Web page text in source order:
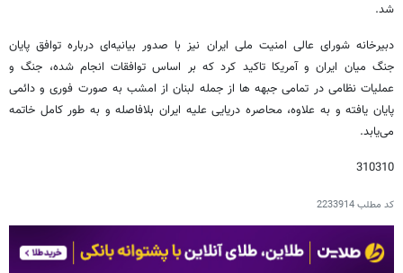
شد.
دبیرخانه شورای عالی امنیت ملی ایران نیز با صدور بیانیه‌ای درباره توافق پایان
جنگ میان ایران و آمریکا تاکید کرد که بر اساس توافقات انجام شده، جنگ و
عملیات نظامی در تمامی جبهه ها از جمله لبنان از امشب به صورت فوری و دائمی
پایان یافته و به علاوه، محاصره دریایی علیه ایران بلافاصله و به طور کامل خاتمه
می‌یابد.
310310
کد مطلب2233914